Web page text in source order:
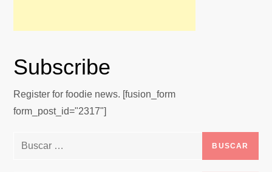
Subscribe
Register for foodie news. [fusion_form
form_post_id="2317"]
Buscar: